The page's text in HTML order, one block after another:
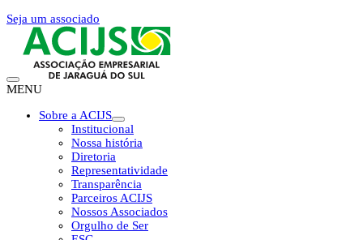
Seja um associado
MENU
Sobre a ACIJS
Institucional
Nossa história
Diretoria
Representatividade
Transparência
Parceiros ACIJS
Nossos Associados
Orgulho de Ser